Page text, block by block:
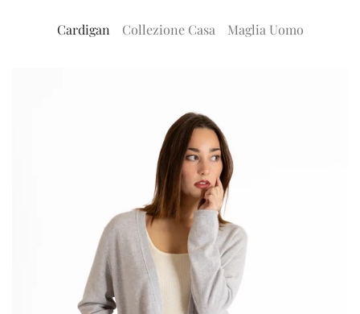
Cardigan Collezione Casa Maglia Uomo